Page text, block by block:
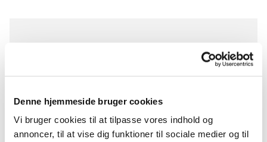
Denne hjemmeside bruger cookies
Vi bruger cookies til at tilpasse vores indhold og
annoncer, til at vise dig funktioner til sociale medier og til
Onsdag 6. januar 2027, kl. 19:00 -
Sognegården, Kirkevej 3, 4350
Ugerløse